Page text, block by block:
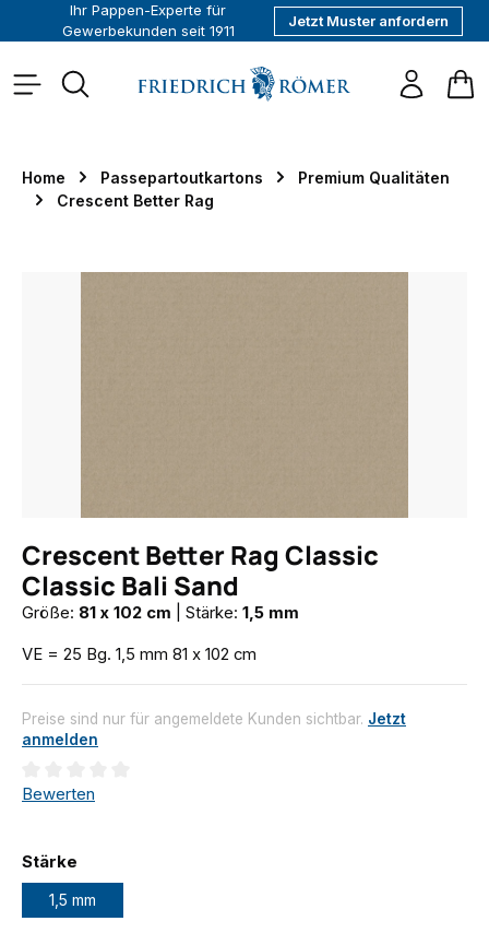
springen
Ihr Pappen-Experte für
Gewerbekunden seit 1911
Jetzt Muster anfordern
Home Passepartoutkartons
Premium Qualitäten
Crescent Better Rag
Crescent Better Rag Classic
Classic Bali Sand
Größe: 81 x 102 cm Stärke: 1,5 mm
VE = 25 Bg. 1,5 mm 81 x 102 cm
Preise sind nur für angemeldete Kunden sichtbar. Jetzt
anmelden
Durchschnittliche Bewertung von 0 von 5 Sternen
Bewerten
Stärke
1,5 mm